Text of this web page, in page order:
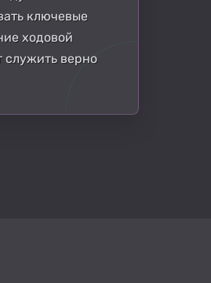
ключевые
ходовой
служить верно